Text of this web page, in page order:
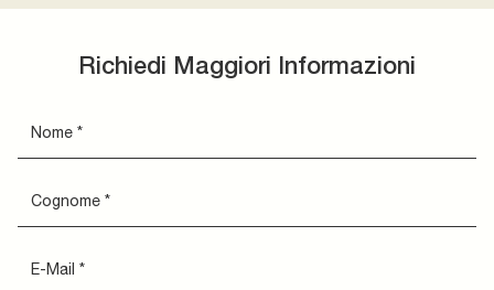
Richiedi Maggiori Informazioni